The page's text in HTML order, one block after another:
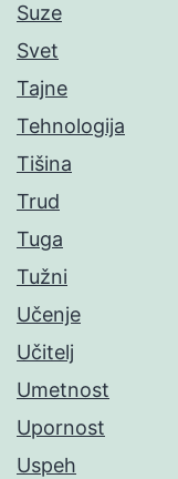
Suze
Svet
Tajne
Tehnologija
Tišina
Trud
Tuga
Tužni
Učenje
Učitelj
Umetnost
Upornost
Uspeh